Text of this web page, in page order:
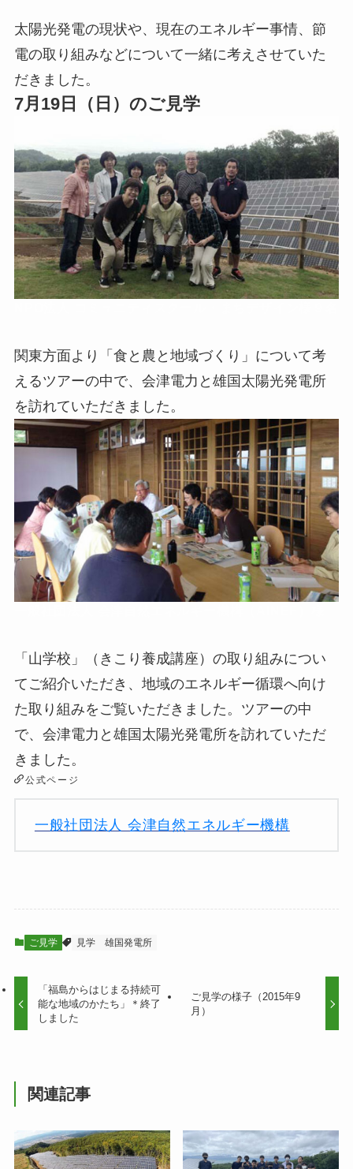
太陽光発電の現状や、現在のエネルギー事情、節
電の取り組みなどについて一緒に考えさせていた
だきました。
7月19日（日）のご見学
関東方面より「食と農と地域づくり」について考
えるツアーの中で、会津電力と雄国太陽光発電所
を訪れていただきました。
「山学校」（きこり養成講座）の取り組みについ
てご紹介いただき、地域のエネルギー循環へ向け
た取り組みをご覧いただきました。ツアーの中
で、会津電力と雄国太陽光発電所を訪れていただ
きました。
公式ページ
一般社団法人 会津自然エネルギー機構
ご見学 見学 雄国発電所
「福島からはじまる持続可
能な地域のかたち」＊終了
しました
ご見学の様子（2015年9
月）
関連記事